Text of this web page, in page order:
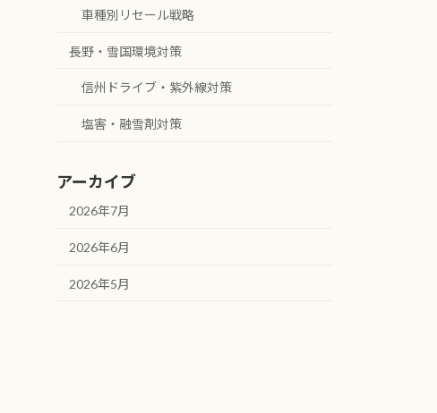
車種別リセール戦略
長野・雪国環境対策
信州ドライブ・紫外線対策
塩害・融雪剤対策
アーカイブ
2026年7月
2026年6月
2026年5月